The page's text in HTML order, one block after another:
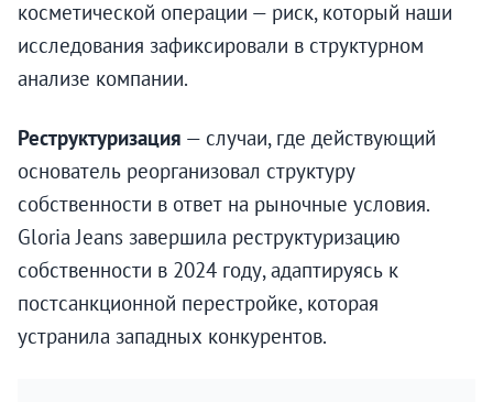
косметической операции — риск, который наши
исследования зафиксировали в структурном
анализе компании.
Реструктуризация — случаи, где действующий
основатель реорганизовал структуру
собственности в ответ на рыночные условия.
Gloria Jeans завершила реструктуризацию
собственности в 2024 году, адаптируясь к
постсанкционной перестройке, которая
устранила западных конкурентов.